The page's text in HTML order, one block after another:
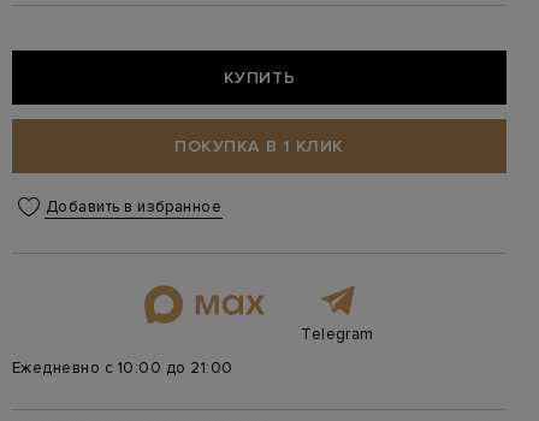
КУПИТЬ
ПОКУПКА В 1 КЛИК
Добавить в избранное
Telegram
Ежедневно с 10:00 до 21:00